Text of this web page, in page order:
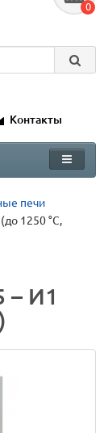
0
Контакты
печи
1250 °С,
– И1